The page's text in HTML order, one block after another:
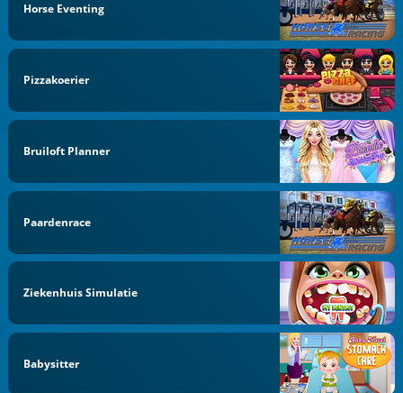
Horse Eventing
Pizzakoerier
Bruiloft Planner
Paardenrace
Ziekenhuis Simulatie
Babysitter